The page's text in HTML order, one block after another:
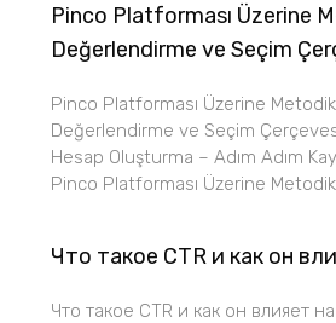
Pinco Platforması Üzerine
Değerlendirme ve Seçim
Pinco Platforması Üzerine
Değerlendirme ve Seçim
Hesap Oluşturma – Adım Adım
Pinco Platforması Üzerine
Что такое CTR и как он
Что такое CTR и как он влияет